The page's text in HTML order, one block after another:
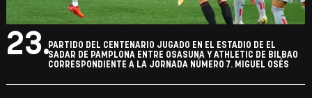
23.PARTIDO DEL CENTENARIO JUGADO EN EL ESTADIO DE EL
SADAR DE PAMPLONA ENTRE OSASUNA Y ATHLETIC DE BILBAO
CORRESPONDIENTE A LA JORNADA NÚMERO 7. MIGUEL OSÉS